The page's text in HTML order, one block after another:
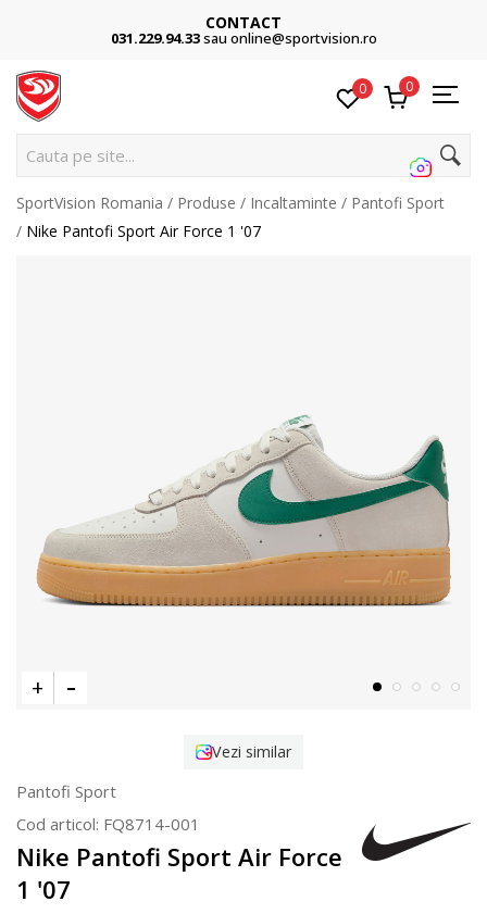
CONTACT
031.229.94.33sau online@sportvision.ro
0 0
Cauta pe site...
SportVision Romania Produse Incaltaminte
Pantofi Sport
Nike Pantofi Sport Air Force 1 '07
Vezi similar
Pantofi Sport
Cod articol: FQ8714-001
Nike Pantofi Sport Air Force
1 '07